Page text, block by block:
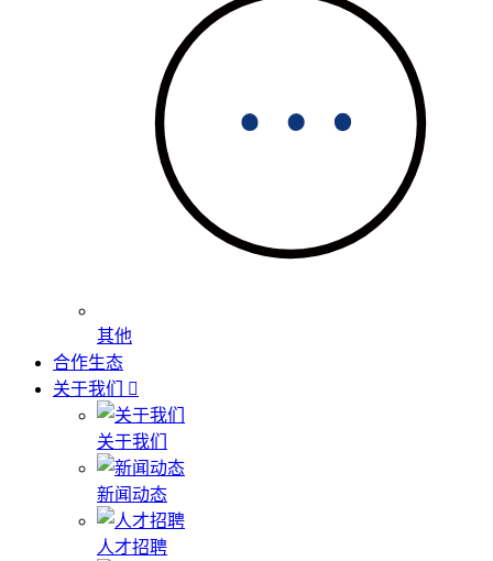
其他
合作生态
关于我们
关于我们
新闻动态
人才招聘